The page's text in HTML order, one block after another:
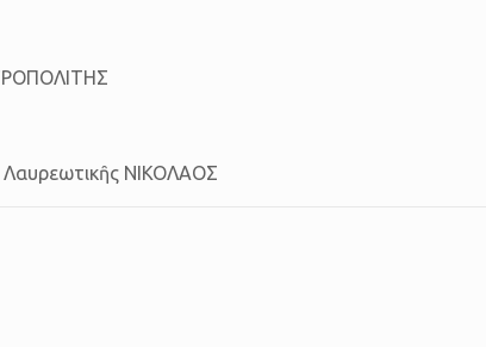
Λαυρεωτικῆς ΝΙΚΟΛΑΟΣ